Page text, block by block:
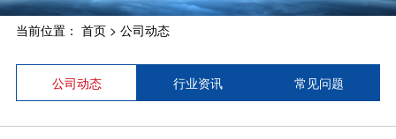
当前位置： 首页> 公司动态
公司动态 行业资讯 常见问题